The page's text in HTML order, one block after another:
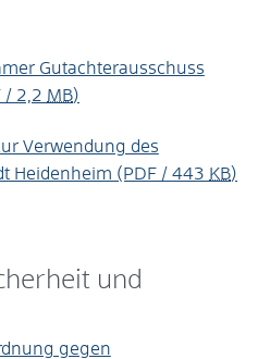
Gutachterausschuss
/ 2,2 MB)
Verwendung des
Heidenheim (PDF / 443 KB)
und
gegen